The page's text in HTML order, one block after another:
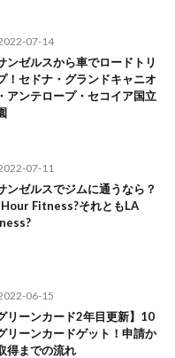
07-14
ンゼルスから車でロードトリ
！セドナ・グランドキャニオ
アンテロープ・セコイア国立
07-11
ンゼルスでジムに通うなら？
Fitness?それともLA
06-15
リーンカード2年目更新】10
リーンカードゲット！申請か
得までの流れ